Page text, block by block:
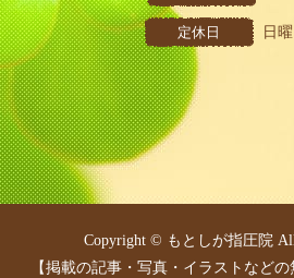
定休日 日
Copyright © もとしが指圧院 All
【掲載の記事・写真・イラストなど